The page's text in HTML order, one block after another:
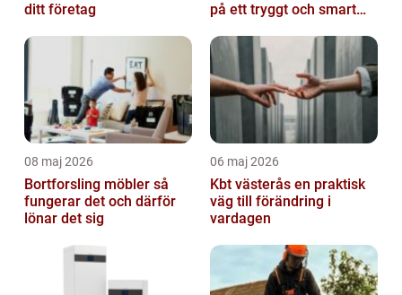
ditt företag
på ett tryggt och smart
08 maj 2026
Bortforsling möbler så
fungerar det och därför
lönar det sig
06 maj 2026
Kbt västerås en praktisk
väg till förändring i
vardagen